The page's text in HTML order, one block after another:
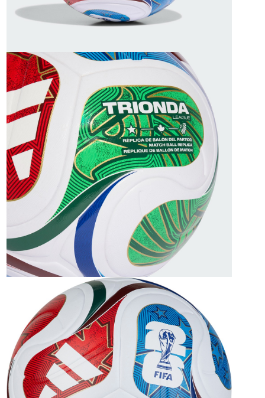
４．使用「AFTEE先享後付」時，將依據個別帳號之用戶狀況，依本公司即
時審查核予不同之上限額度；若仍有額度不足之情形，本公司將視審查結果
恩沛科技股份有限公司將有權停止該用戶之使用額度並採取法律行動。